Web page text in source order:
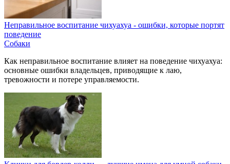
Неправильное воспитание чихуахуа - ошибки, которые портят
поведение
Собаки
Как неправильное воспитание влияет на поведение чихуахуа:
основные ошибки владельцев, приводящие к лаю,
тревожности и потере управляемости.